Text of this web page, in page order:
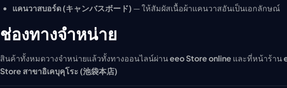
แคนวาสบอร์ด (キャンバスボード) — ให้สัมผัสเนื้อผ้าแคนวาสอันเป็นเอกลักษณ์
ช่องทางจำหน่าย
สินค้าทั้งหมดวางจำหน่ายแล้วทั้งทางออนไลน์ผ่านeeo Store online และที่หน้าร้าน
Store สาขาอิเคบุคุโระ (池袋本店)